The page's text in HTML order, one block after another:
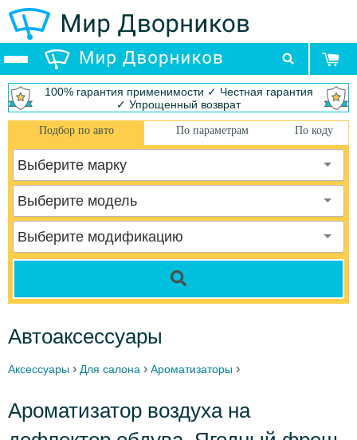
100% гарантия применимости ✓ Честная гарантия
✓ Упрощенный возврат
Подбор по авто По параметрам По коду
Выберите марку
Выберите модель
Выберите модификацию
Автоаксессуары
Аксессуары › Для салона › Ароматизаторы ›
Ароматизатор воздуха на